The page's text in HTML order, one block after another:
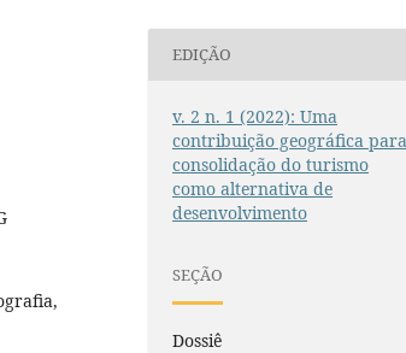
EDIÇÃO
v. 2 n. 1 (2022): Uma
contribuição geográfica para
consolidação do turismo
como alternativa de
desenvolvimento
SEÇÃO
Dossiê